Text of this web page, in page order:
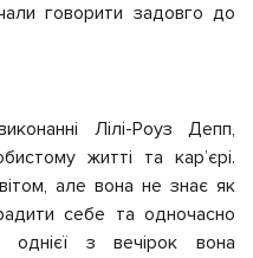
говорити задовго до
Лілі-Роуз Депп,
житті та кар’єрі.
але вона не знає як
себе та одночасно
з вечірок вона